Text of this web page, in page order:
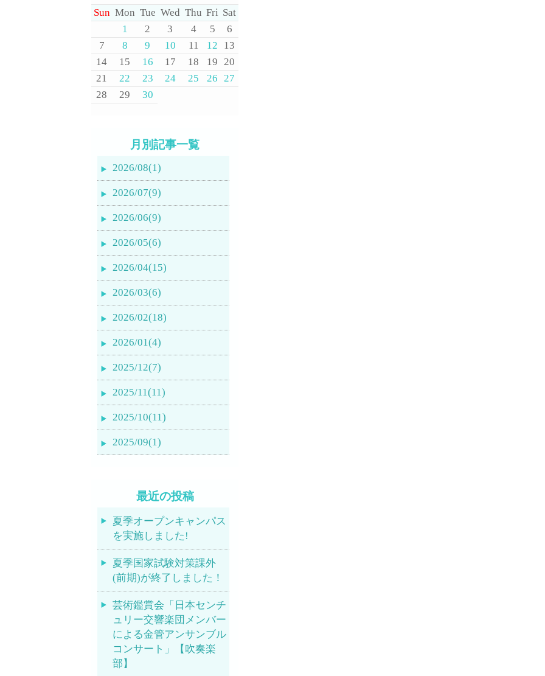
Sun Mon Tue Wed Thu Fri Sat
1
2 3 4 5
6
7
8 9 10 11 12
13
14
15 16 17 18 19 20
21
22 23 24 25 26 27
28
29 30
月別記事一覧
2026/08(1)
2026/07(9)
2026/06(9)
2026/05(6)
2026/04(15)
2026/03(6)
2026/02(18)
2026/01(4)
2025/12(7)
2025/11(11)
2025/10(11)
2025/09(1)
最近の投稿
夏季オープンキャンパス
を実施しました!
夏季国家試験対策課外
(前期)が終了しました！
芸術鑑賞会「日本センチ
ュリー交響楽団メンバー
による金管アンサンブル
コンサート」【吹奏楽
部】